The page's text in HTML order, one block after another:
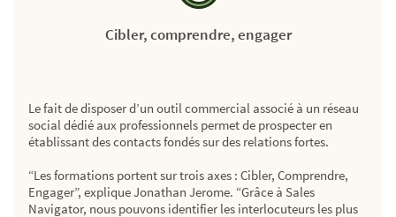
Cibler, comprendre, engager
Le fait de disposer d’un outil commercial associé à un réseau
social dédié aux professionnels permet de prospecter en
établissant des contacts fondés sur des relations fortes.
“Les formations portent sur trois axes : Cibler, Comprendre,
Engager”, explique Jonathan Jerome. “Grâce à Sales
Navigator, nous pouvons identifier les interlocuteurs les plus